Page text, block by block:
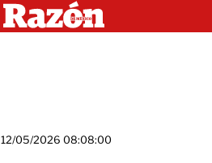
12/05/2026 08:08:00